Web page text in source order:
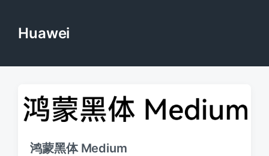
Huawei
鸿蒙黑体 Medium